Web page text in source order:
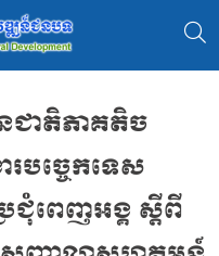
ជាតិភាគតិច
បច្ចេកទេស
ជុំពេញអង្គ ស្តីពី